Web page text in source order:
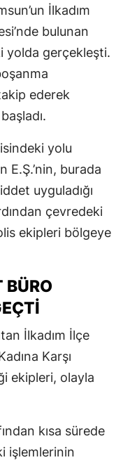
İlkadım
bulunan
yolda gerçekleşti.
ederek
yolu
E.Ş.’nin, burada
uyguladığı
çevredeki
ekipleri bölgeye
BÜRO
İlkadım İlçe
Karşı
ekipleri, olayla
kısa sürede
işlemlerinin